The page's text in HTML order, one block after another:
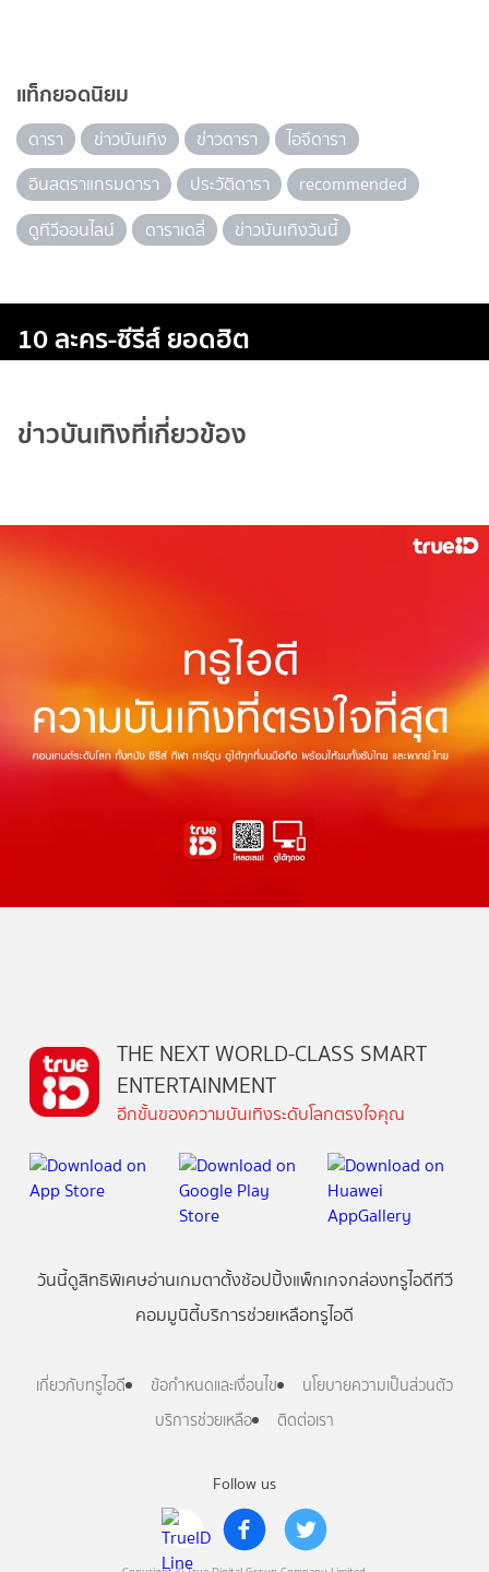
แท็กยอดนิยม
ดารา ข่าวบันเทิง ข่าวดารา
ไอจีดารา
อินสตราแกรมดารา
ประวัติดารา
recommended
ดูทีวีออนไลน์
ดาราเดลี่ ข่าวบันเทิงวันนี้
10 ละคร-ซีรีส์ ยอดฮิต
ข่าวบันเทิงที่เกี่ยวข้อง
Follow us
THE NEXT WORLD-CLASS SMART
ENTERTAINMENT
อีกขั้นของความบันเทิงระดับโลกตรงใจคุณ
วันนี้ดูสิทธิพิเศษอ่านเกมตาตั้งช้อปปิ้งแพ็กเกจกล่องทรูไอดีทีวี
คอมมูนิตี้บริการช่วยเหลือทรูไอดี
เกี่ยวกับทรูไอดี ข้อกำหนดและเงื่อนไข
นโยบายความเป็นส่วนตัว
บริการช่วยเหลือ
ติดต่อเรา